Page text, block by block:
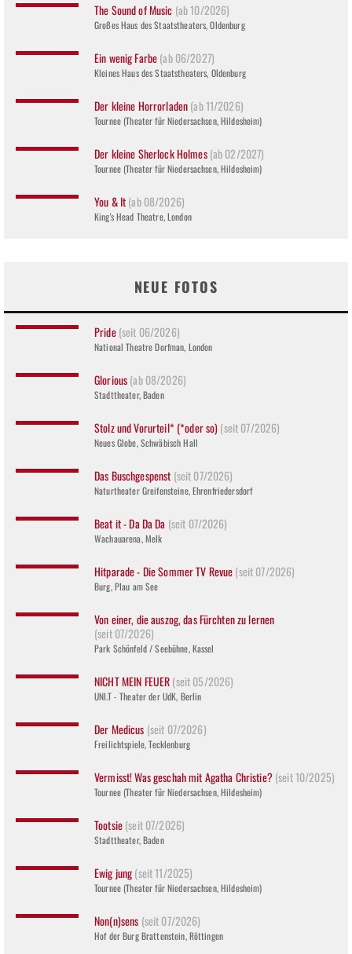
The Sound of Music (ab 10/2026)
Großes Haus des Staatstheaters, Oldenburg
Ein wenig Farbe(ab 06/2027)
Kleines Haus des Staatstheaters, Oldenburg
Der kleine Horrorladen(ab 11/2026)
Tournee (Theater für Niedersachsen, Hildesheim)
Der kleine Sherlock Holmes(ab 02/2027)
Tournee (Theater für Niedersachsen, Hildesheim)
You & It(ab 08/2026)
King's Head Theatre, London
NEUE FOTOS
Pride(seit 06/2026)
National Theatre Dorfman, London
Glorious(ab 08/2026)
Stadttheater, Baden
Stolz und Vorurteil* (*oder so)(seit 07/2026)
Neues Globe, Schwäbisch Hall
Das Buschgespenst (seit 07/2026)
Naturtheater Greifensteine, Ehrenfriedersdorf
Beat it - Da Da Da (seit 07/2026)
Wachauarena, Melk
Hitparade - Die Sommer TV Revue(seit 07/2026)
Burg, Plau am See
Von einer, die auszog, das Fürchten zu lernen
(seit 07/2026)
Park Schönfeld / Seebühne, Kassel
NICHT MEIN FEUER(seit 05/2026)
UNI.T - Theater der UdK, Berlin
Der Medicus (seit 07/2026)
Freilichtspiele, Tecklenburg
Vermisst! Was geschah mit Agatha Christie?(seit 10/2025)
Tournee (Theater für Niedersachsen, Hildesheim)
Tootsie(seit 07/2026)
Stadttheater, Baden
Ewig jung(seit 11/2025)
Tournee (Theater für Niedersachsen, Hildesheim)
Non(n)sens (seit 07/2026)
Hof der Burg Brattenstein, Röttingen